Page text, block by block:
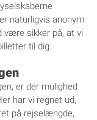
naturligvis anonym
være sikker på, at vi
til dig.
er der mulighed
har vi regnet ud,
på rejselængde,